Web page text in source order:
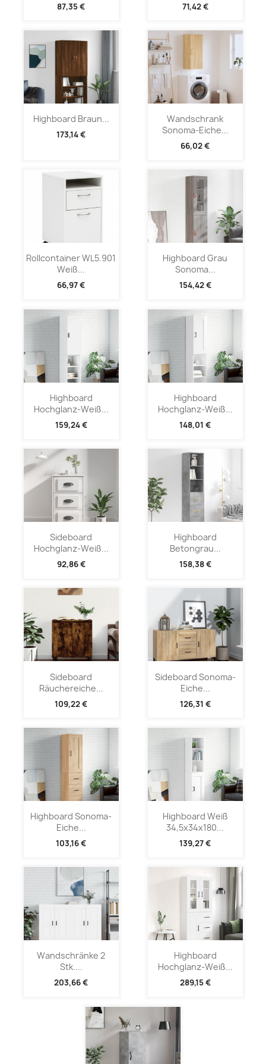
87,35 € 71,42 €
Highboard Braun...
173,14 €
Wandschrank
Sonoma-Eiche...
66,02 €
Rollcontainer WL5.901
Weiß...
66,97 €
Highboard Grau
Sonoma...
154,42 €
Highboard
Hochglanz-Weiß...
159,24 €
Highboard
Hochglanz-Weiß...
148,01 €
Sideboard
Hochglanz-Weiß...
92,86 €
Highboard
Betongrau...
158,38 €
Sideboard
Räuchereiche...
109,22 €
Sideboard Sonoma-
Eiche...
126,31 €
Highboard Sonoma-
Eiche...
103,16 €
Highboard Weiß
34,5x34x180...
139,27 €
Wandschränke 2
Stk....
203,66 €
Highboard
Hochglanz-Weiß...
289,15 €